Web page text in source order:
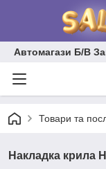
Автомагази Б/В
Товари та
Накладка крила